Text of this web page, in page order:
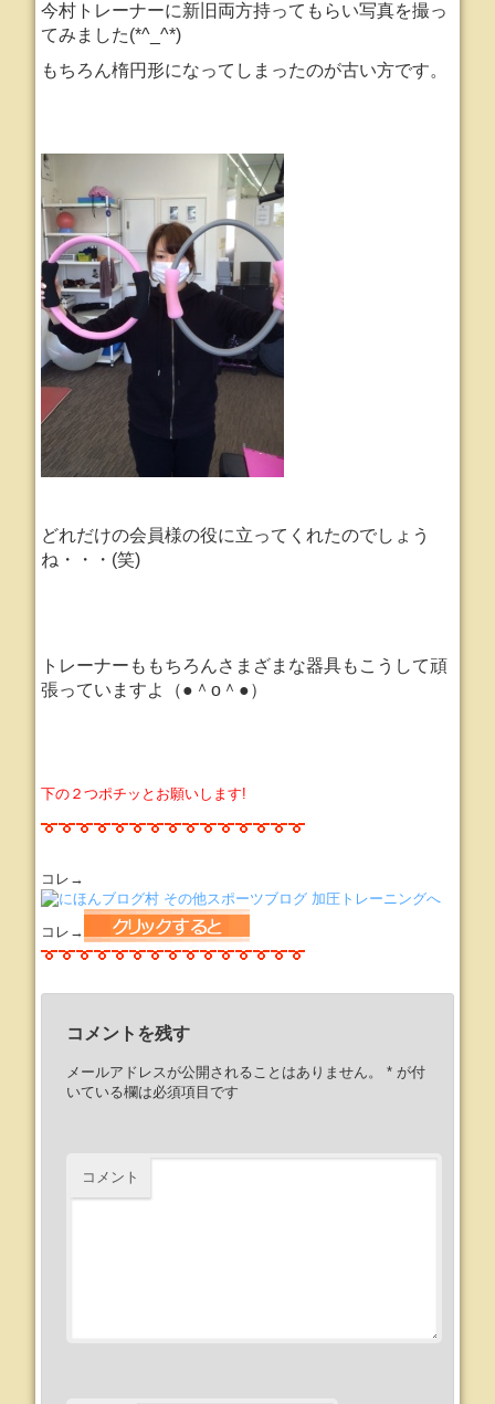
今村トレーナーに新旧両方持ってもらい写真を撮っ
てみました(*^_^*)
もちろん楕円形になってしまったのが古い方です。
どれだけの会員様の役に立ってくれたのでしょう
ね・・・(笑)
トレーナーももちろんさまざまな器具もこうして頑
張っていますよ（●＾o＾●）
下の２つポチッとお願いします!
コレ→
コレ→
コメントを残す
メールアドレスが公開されることはありません。 *が付
いている欄は必須項目です
コメント